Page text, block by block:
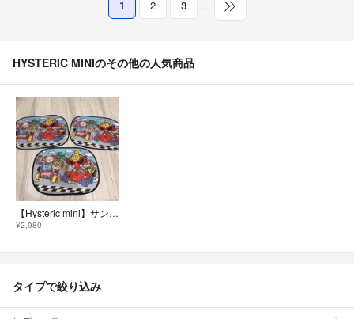
1 2 3 …
HYSTERIC MINIのその他の人気商品
【Hysteric mini】サンシェード 3枚セット カバー付き ヒスミニ
¥2,980
タイプで絞り込み